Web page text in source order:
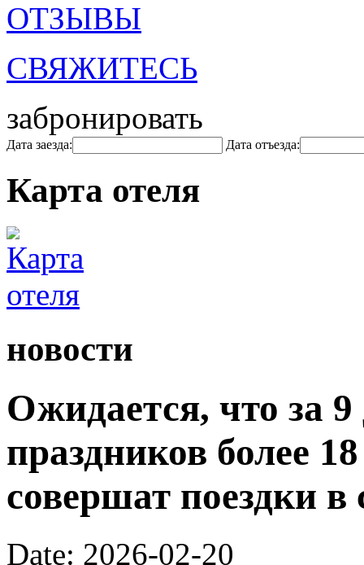
ОТЗЫВЫ
СВЯЖИТЕСЬ
забронировать
Дата заезда: Дата отъезда:
Карта отеля
новости
Ожидается, что за 9
праздников более
совершат поездки
Date: 2026-02-20